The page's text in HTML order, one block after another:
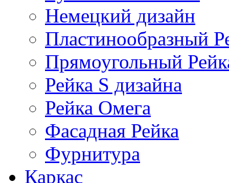
Немецкий дизайн
Пластинообразный
Прямоугольный
Рейка S дизайна
Рейка Омега
Фасадная Рейка
Фурнитура
Каркас